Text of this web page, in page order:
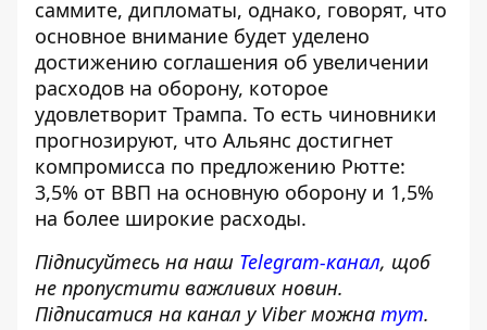
саммите, дипломаты, однако, говорят, что
основное внимание будет уделено
достижению соглашения об увеличении
расходов на оборону, которое
удовлетворит Трампа. То есть чиновники
прогнозируют, что Альянс достигнет
компромисса по предложению Рютте:
3,5% от ВВП на основную оборону и 1,5%
на более широкие расходы.
Підписуйтесь на наш Telegram-канал, щоб
не пропустити важливих новин.
Підписатися на канал у Viber можна тут.